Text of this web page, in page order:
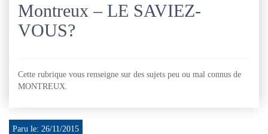
Montreux – LE SAVIEZ-
VOUS?
Cette rubrique vous renseigne sur des sujets peu ou mal connus de
MONTREUX.
Paru le: 26/11/2015